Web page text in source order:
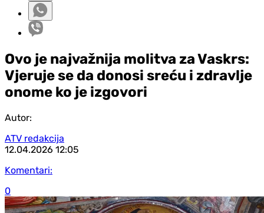
Ovo je najvažnija molitva za Vaskrs:
Vjeruje se da donosi sreću i zdravlje
onome ko je izgovori
Autor:
ATV redakcija
12.04.2026 12:05
Komentari:
0